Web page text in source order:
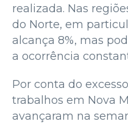
realizada. Nas
do Norte, em
alcança 8%, mas
a ocorrência
Por conta do
trabalhos em Nova
avançaram na